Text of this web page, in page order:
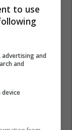
to use
and
and